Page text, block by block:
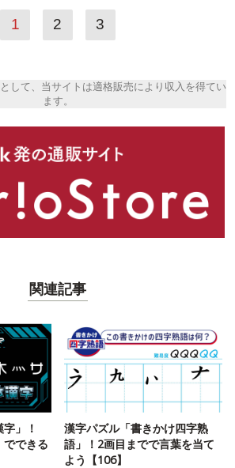
1 2 3
して、当サイトは適格販売により収入を得てい
ます。
関連記事
」！
でできる
漢字パズル「書きかけ四字熟
語」！2画目までで言葉を当て
よう【106】